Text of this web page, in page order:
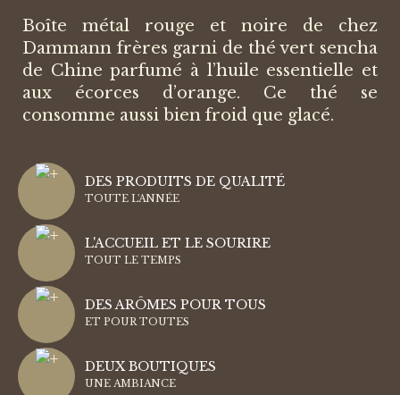
Boîte métal rouge et noire de chez
Dammann frères garni de thé vert sencha
de Chine parfumé à l’huile essentielle et
aux écorces d’orange. Ce thé se
consomme aussi bien froid que glacé.
DES PRODUITS DE QUALITÉ
TOUTE L'ANNÉE
L'ACCUEIL ET LE SOURIRE
TOUT LE TEMPS
DES ARÔMES POUR TOUS
ET POUR TOUTES
DEUX BOUTIQUES
UNE AMBIANCE